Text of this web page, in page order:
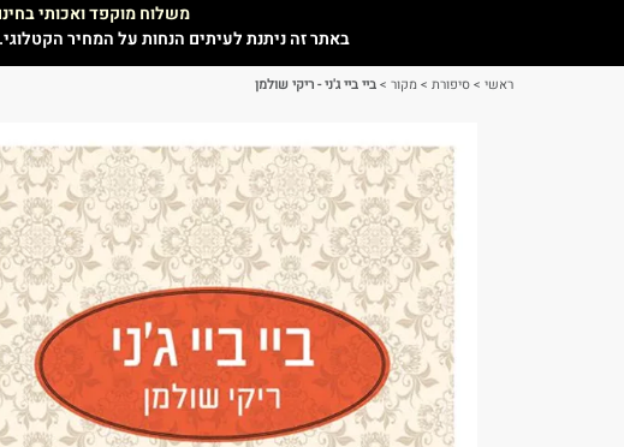
משלוח מוקפד ואכותי
באתר זה ניתנת לעיתים הנחות על המחיר
ראשי >סיפורת >מקור >ביי ביי ג'ני - ריקי שולמן